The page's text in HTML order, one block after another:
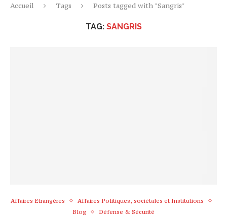
Accueil Tags Posts tagged with "Sangris"
TAG: SANGRIS
Affaires Etrangéres
Affaires Politiques, sociétales et Institutions
Blog
Défense & Sécurité